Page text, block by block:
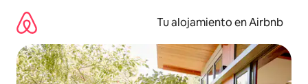
contenido
Tu alojamiento en Airbnb